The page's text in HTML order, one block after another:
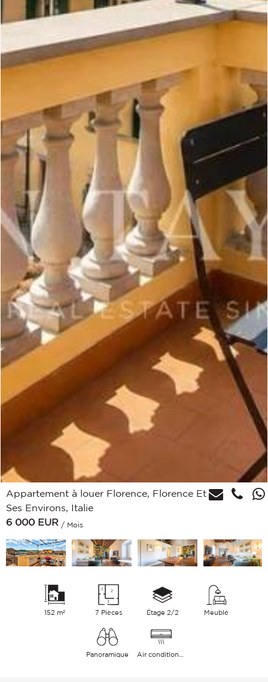
Appartement à louer Florence, Florence Et
Ses Environs, Italie
6 000 EUR / Mois
152 m² 7 Pièces Étage 2/2 Meublé
Panoramique